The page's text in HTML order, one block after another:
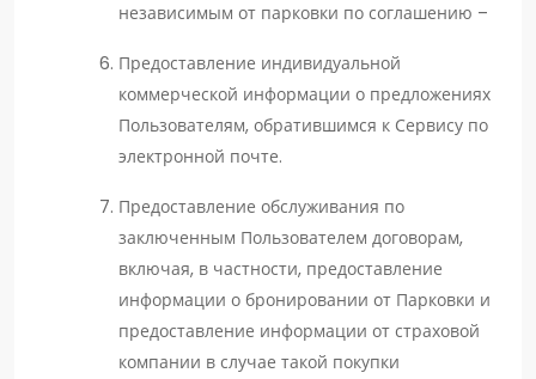
независимым от парковки по соглашению –
Предоставление индивидуальной
коммерческой информации о предложениях
Пользователям, обратившимся к Сервису по
электронной почте.
Предоставление обслуживания по
заключенным Пользователем договорам,
включая, в частности, предоставление
информации о бронировании от Парковки и
предоставление информации от страховой
компании в случае такой покупки